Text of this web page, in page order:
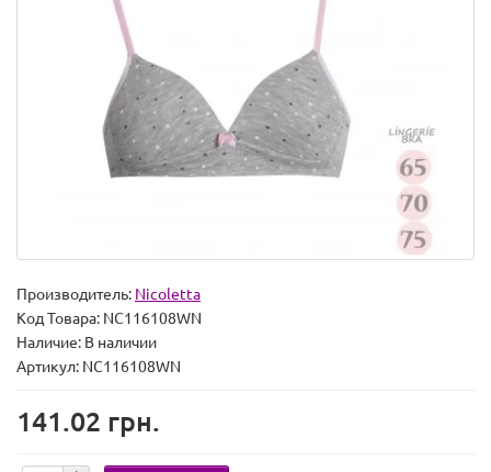
Производитель: Nicoletta
Код Товара: NC116108WN
Наличие: В наличии
Артикул: NC116108WN
141.02 грн.